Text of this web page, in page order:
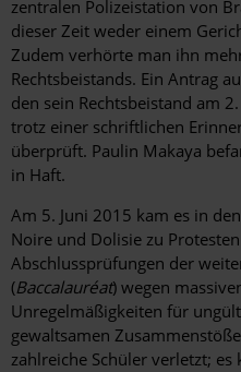
zentralen Polizeistation von
dieser Zeit weder einem
Zudem verhörte man ihn
Rechtsbeistands. Ein Antrag
den sein Rechtsbeistand am
trotz einer schriftlichen
überprüft. Paulin Makaya
in Haft.
Am 5. Juni 2015 kam es in
Noire und Dolisie zu
Abschlussprüfungen der
(Baccalauréat) wegen
Unregelmäßigkeiten für
gewaltsamen
zahlreiche Schüler verletzt; es